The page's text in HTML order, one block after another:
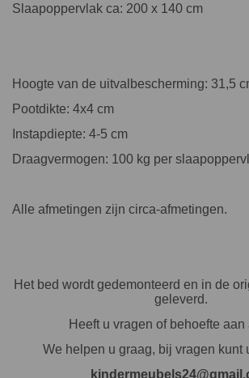
Slaapoppervlak ca: 200 x 140 cm
Hoogte van de uitvalbescherming: 31,5
Pootdikte: 4x4 cm
Instapdiepte: 4-5 cm
Draagvermogen: 100 kg per
Alle afmetingen zijn circa-afmetingen.
Het bed wordt gedemonteerd en in de
geleverd.
Heeft u vragen of behoefte
We helpen u graag, bij vragen kunt